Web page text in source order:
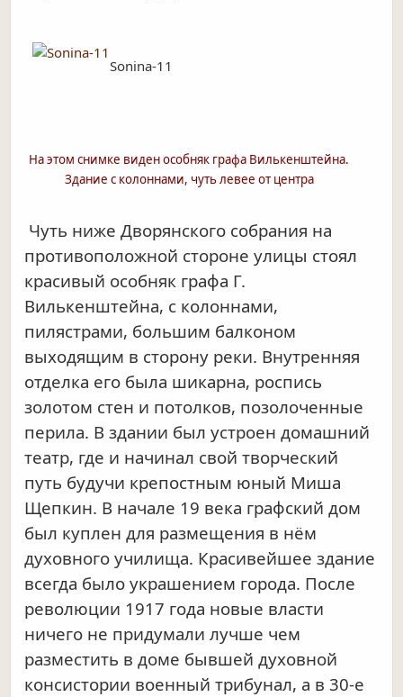
Sonina-11
На этом снимке виден особняк графа Вилькенштейна.
Здание с колоннами, чуть левее от центра
Чуть ниже Дворянского собрания на
противоположной стороне улицы стоял
красивый особняк графа Г.
Вилькенштейна, с колоннами,
пилястрами, большим балконом
выходящим в сторону реки. Внутренняя
отделка его была шикарна, роспись
золотом стен и потолков, позолоченные
перила. В здании был устроен домашний
театр, где и начинал свой творческий
путь будучи крепостным юный Миша
Щепкин. В начале 19 века графский дом
был куплен для размещения в нём
духовного училища. Красивейшее здание
всегда было украшением города. После
революции 1917 года новые власти
ничего не придумали лучше чем
разместить в доме бывшей духовной
консистории военный трибунал, а в 30-е